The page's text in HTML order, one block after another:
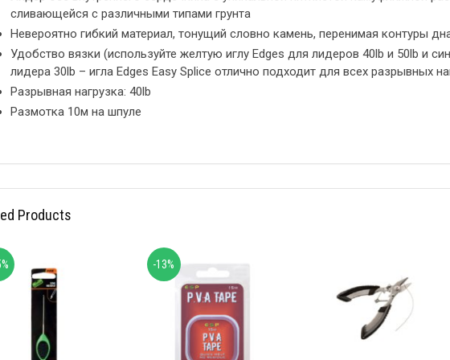
сливающейся с различными типами грунта
Невероятно гибкий материал, тонущий словно камень, перенимая контуры
Удобство вязки (используйте желтую иглу Edges для лидеров 40lb и 50lb и
лидера 30lb – игла Edges Easy Splice отлично подходит для всех разрывных
Разрывная нагрузка: 40lb
Размотка 10м на шпуле
Products
-13%